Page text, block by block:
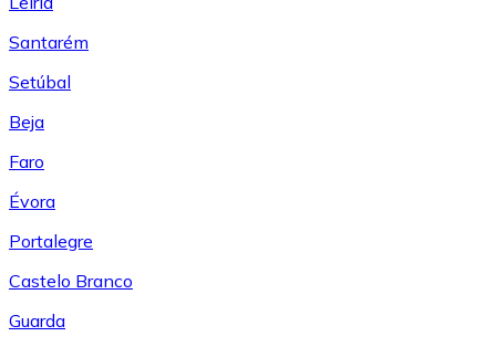
Santarém
Setúbal
Beja
Faro
Évora
Portalegre
Castelo Branco
Guarda